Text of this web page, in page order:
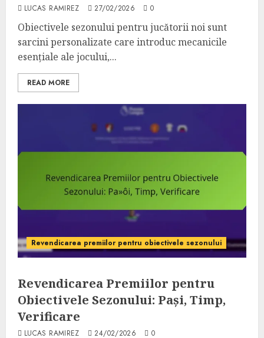
LUCAS RAMIREZ 27/02/2026 0
Obiectivele sezonului pentru jucătorii noi sunt
sarcini personalizate care introduc mecanicile
esențiale ale jocului,...
READ MORE
Revendicarea premiilor pentru obiectivele sezonului
Revendicarea Premiilor pentru
Obiectivele Sezonului: Pași, Timp,
Verificare
LUCAS RAMIREZ 24/02/2026 0